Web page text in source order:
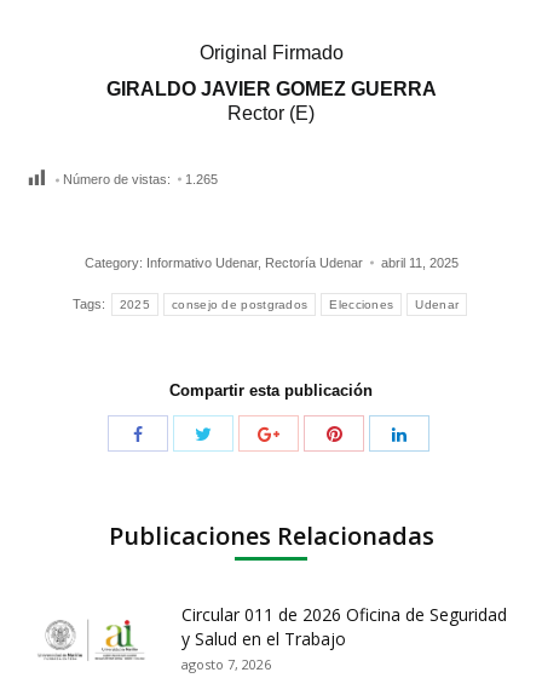
Original Firmado
GIRALDO JAVIER GOMEZ GUERRA
Rector (E)
Número de vistas: 1.265
Category: Informativo Udenar, Rectoría Udenar abril 11, 2025
Tags: 2025 consejo de postgrados Elecciones Udenar
Compartir esta publicación
Publicaciones Relacionadas
Circular 011 de 2026 Oficina de Seguridad
y Salud en el Trabajo
agosto 7, 2026